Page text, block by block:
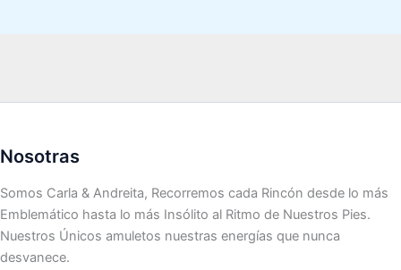
Nosotras
Somos Carla & Andreita, Recorremos cada Rincón desde lo más
Emblemático hasta lo más Insólito al Ritmo de Nuestros Pies.
Nuestros Únicos amuletos nuestras energías que nunca
desvanece.